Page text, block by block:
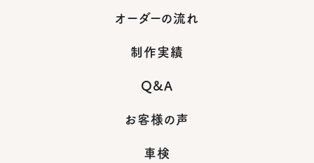
オーダーの流れ
制作実績
Q&A
お客様の声
車検